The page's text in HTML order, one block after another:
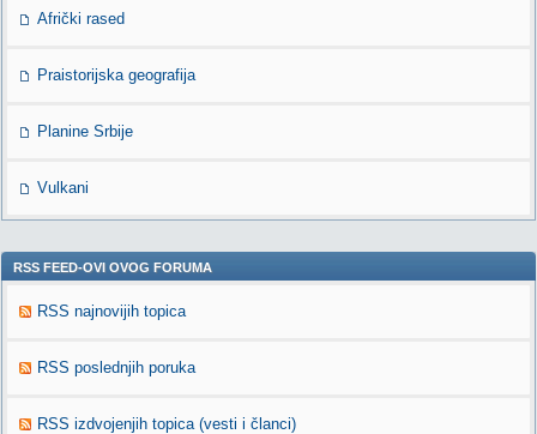
Afrički rased
Praistorijska geografija
Planine Srbije
Vulkani
RSS FEED-OVI OVOG FORUMA
RSS najnovijih topica
RSS poslednjih poruka
RSS izdvojenjih topica (vesti i članci)